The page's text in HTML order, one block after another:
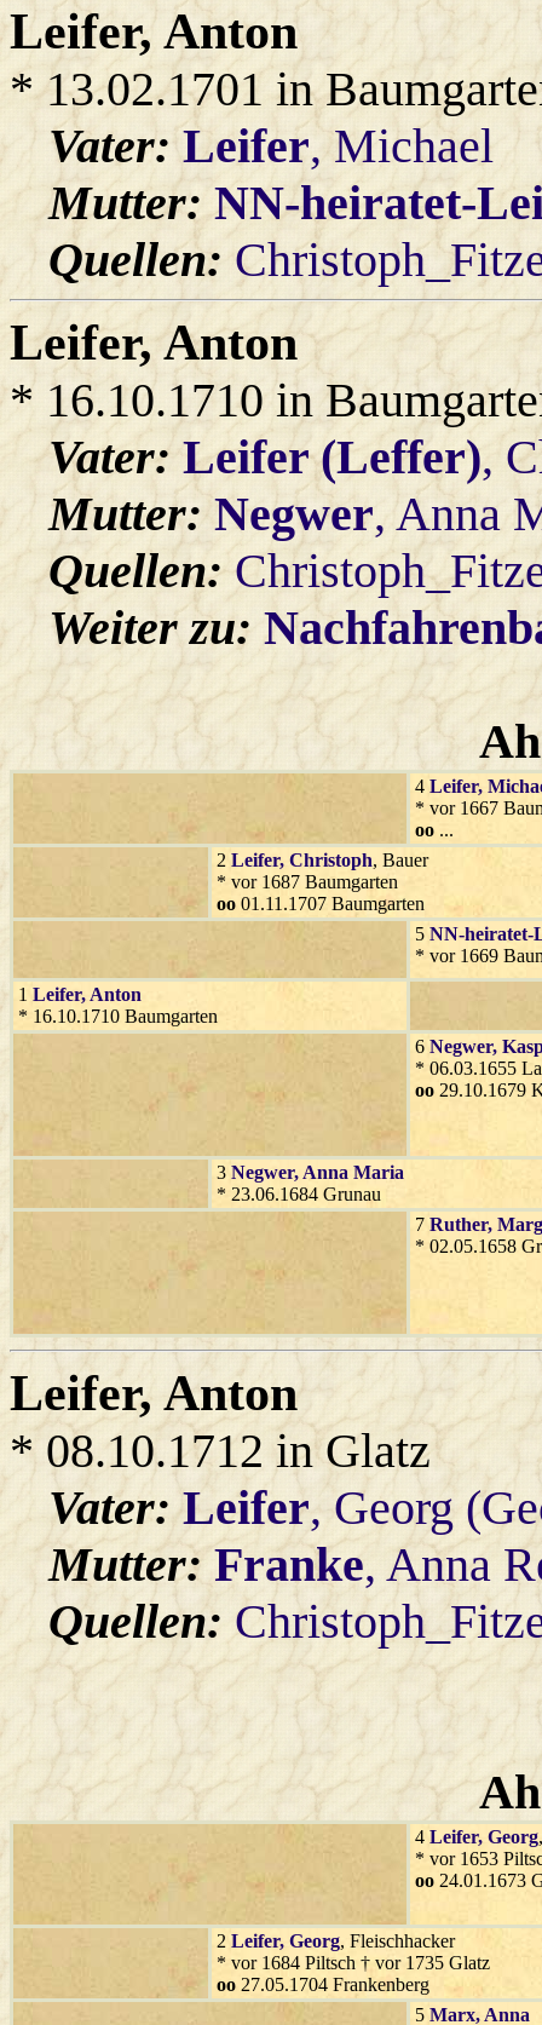
Leifer, Anton
* 13.02.1701 in
Vater:Leifer, Michael
Mutter:NN-heiratet-
Quellen:
Leifer, Anton
* 16.10.1710 in
Vater:Leifer (Leffer),
Mutter:Negwer, Anna
Quellen:
Weiter zu:
4 Leifer,
* vor 1667
oo ...
2 Leifer, Christoph, Bauer
* vor 1687 Baumgarten
oo 01.11.1707 Baumgarten
5 NN-heiratet-
* vor 1669
1 Leifer, Anton
* 16.10.1710 Baumgarten
6 Negwer,
* 06.03.1655
oo 29.10.1679
3 Negwer, Anna Maria
* 23.06.1684 Grunau
7 Ruther,
* 02.05.1658
Leifer, Anton
* 08.10.1712 in Glatz
Vater:Leifer, Georg
Mutter:Franke, Anna
Quellen:
4 Leifer, Georg
* vor 1653
oo 24.01.1673
2 Leifer, Georg, Fleischhacker
* vor 1684 Piltsch † vor 1735 Glatz
oo 27.05.1704 Frankenberg
5 Marx, Anna